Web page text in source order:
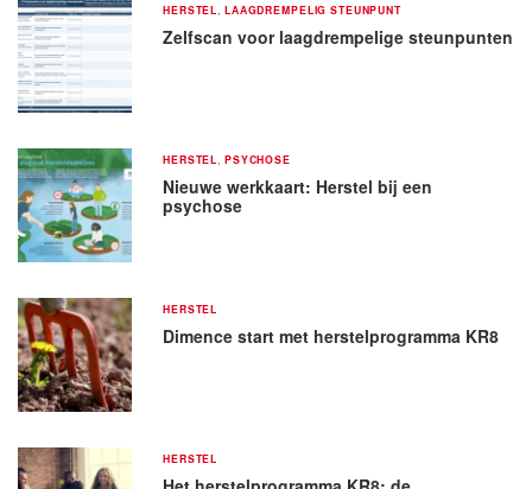
HERSTEL LAAGDREMPELIG STEUNPUNT
Zelfscan voor laagdrempelige steunpunten
HERSTEL PSYCHOSE
Nieuwe werkkaart: Herstel bij een
psychose
HERSTEL
Dimence start met herstelprogramma KR8
HERSTEL